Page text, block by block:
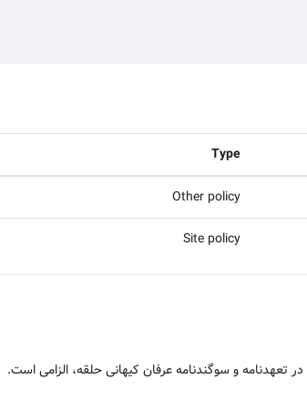
Type
Other policy
Site policy
و سوگندنامه عرفان کیهانی حلقه، الزامی است.